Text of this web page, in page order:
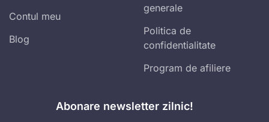
Contul meu
Blog
generale
Politica de
confidentialitate
Program de afiliere
Abonare newsletter zilnic!